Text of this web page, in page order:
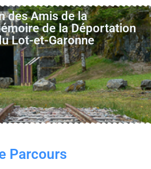
des Amis de la
de la Déportation
Lot-et-Garonne
Parcours